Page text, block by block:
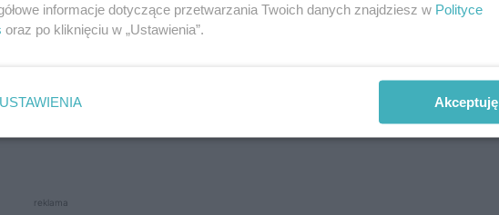
i połączy okolice wiaduktu kolejowego z granicami
chodniki, ścieżki rowerowe, oświetlenie LED oraz
reklama
informacje dotyczące przetwarzania Twoich danych znajdziesz w Polityce
oraz po kliknięciu w „Ustawienia”.
USTAWIENIA Akceptuję